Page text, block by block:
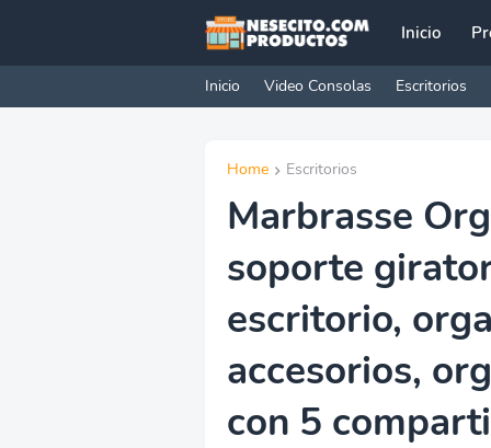
Inicio
Inicio Video Consolas Escritorios
Home Escritorios
Marbrasse
soporte
escritorio,
accesorios,
con 5